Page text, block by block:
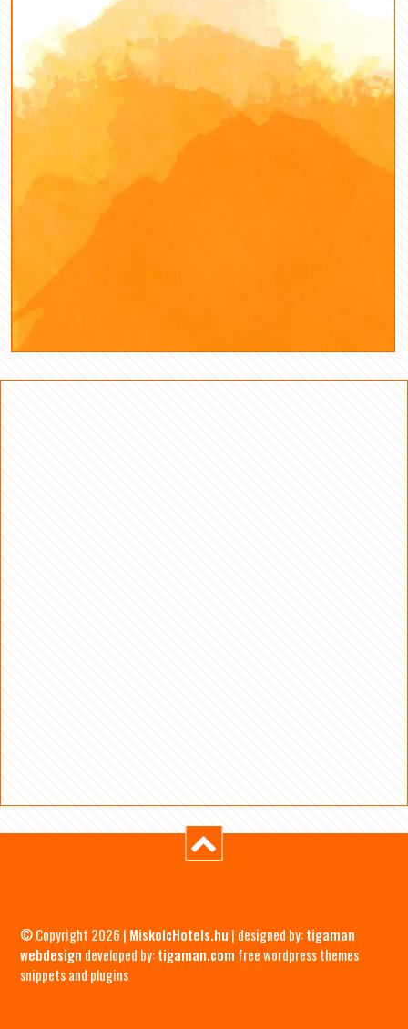
© Copyright 2026 | MiskolcHotels.hu | designed by:tigaman
webdesign developed by:tigaman.com free wordpress themes
snippets and plugins